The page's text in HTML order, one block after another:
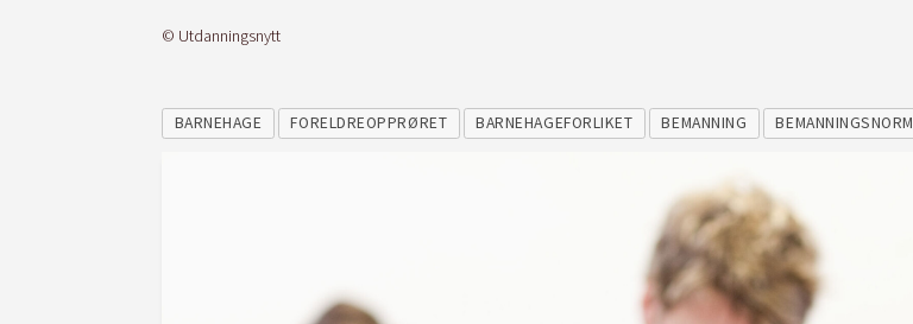
© Utdanningsnytt
BARNEHAGE FORELDREOPPRØRET BARNEHAGEFORLIKET BEMANNING BEMANNINGSNORM